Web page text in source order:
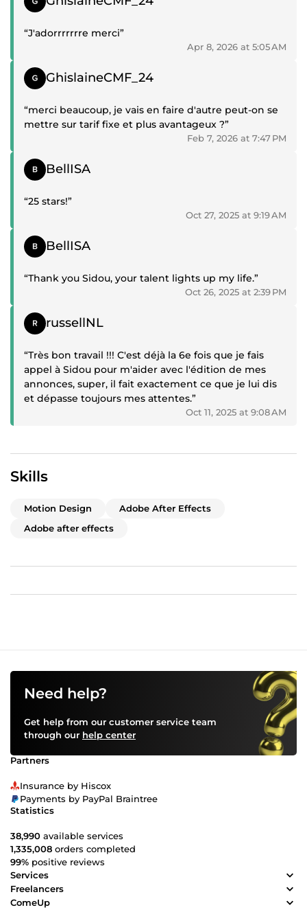
“J'adorrrrrrre merci”
Apr 8, 2026 at 5:05 AM
Positive review
GhislaineCMF_24
“merci beaucoup, je vais en faire d'autre peut-on se
mettre sur tarif fixe et plus avantageux ?”
Feb 7, 2026 at 7:47 PM
Positive review
BellISA
“25 stars!”
Oct 27, 2025 at 9:19 AM
Positive review
BellISA
“Thank you Sidou, your talent lights up my life.”
Oct 26, 2025 at 2:39 PM
Positive review
russellNL
“Très bon travail !!! C'est déjà la 6e fois que je fais
appel à Sidou pour m'aider avec l'édition de mes
annonces, super, il fait exactement ce que je lui dis
et dépasse toujours mes attentes.”
Oct 11, 2025 at 9:08 AM
Skills
Motion Design
Adobe After Effects
Adobe after effects
Need help?
Get help from our customer service team
through our help center
Partners
Insurance by Hiscox
Payments by PayPal Braintree
Statistics
38,990 available services
1,335,008 orders completed
99% positive reviews
Services
Freelancers
ComeUp